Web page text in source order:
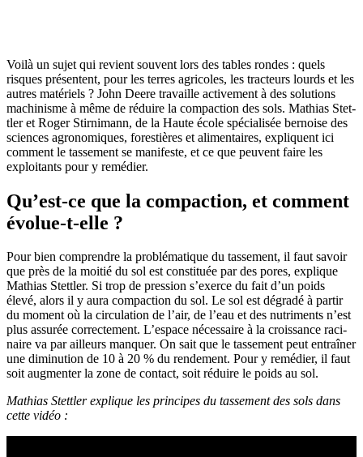
Voilà un sujet qui revient souvent lors des tables rondes : quels
risques présentent, pour les terres agri­coles, les trac­teurs lourds et les
autres maté­riels ? John Deere travaille acti­ve­ment à des solu­tions
machi­nisme à même de réduire la compac­tion des sols. Mathias Stet­
tler et Roger Stir­ni­mann, de la Haute école spécia­lisée bernoise des
sciences agro­no­miques, fores­tières et alimen­taires, expliquent ici
comment le tasse­ment se mani­feste, et ce que peuvent faire les
exploi­tants pour y remé­dier.
Qu’est-ce que la compac­tion, et comment
évolue-t-elle ?
Pour bien comprendre la problé­ma­tique du tasse­ment, il faut savoir
que près de la moitié du sol est consti­tuée par des pores, explique
Mathias Stet­tler. Si trop de pres­sion s’exerce du fait d’un poids
élevé, alors il y aura compac­tion du sol. Le sol est dégradé à partir
du moment où la circu­la­tion de l’air, de l’eau et des nutri­ments n’est
plus assurée correc­te­ment. L’espace néces­saire à la crois­sance raci­
naire va par ailleurs manquer. On sait que le tasse­ment peut entraîner
une dimi­nu­tion de 10 à 20 % du rende­ment. Pour y remé­dier, il faut
soit augmenter la zone de contact, soit réduire le poids au sol.
Mathias Stet­tler explique les prin­cipes du tasse­ment des sols dans
cette vidéo :